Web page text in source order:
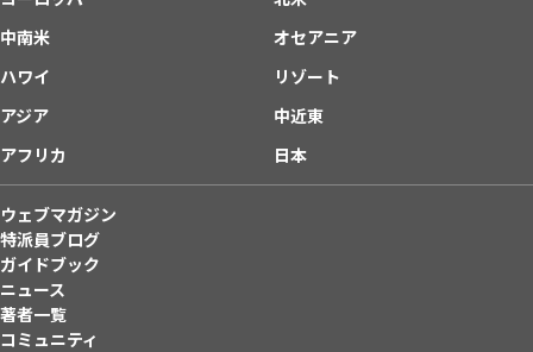
中南米
オセアニア
ハワイ
リゾート
アジア
中近東
アフリカ
日本
ウェブマガジン
特派員ブログ
ガイドブック
ニュース
著者一覧
コミュニティ